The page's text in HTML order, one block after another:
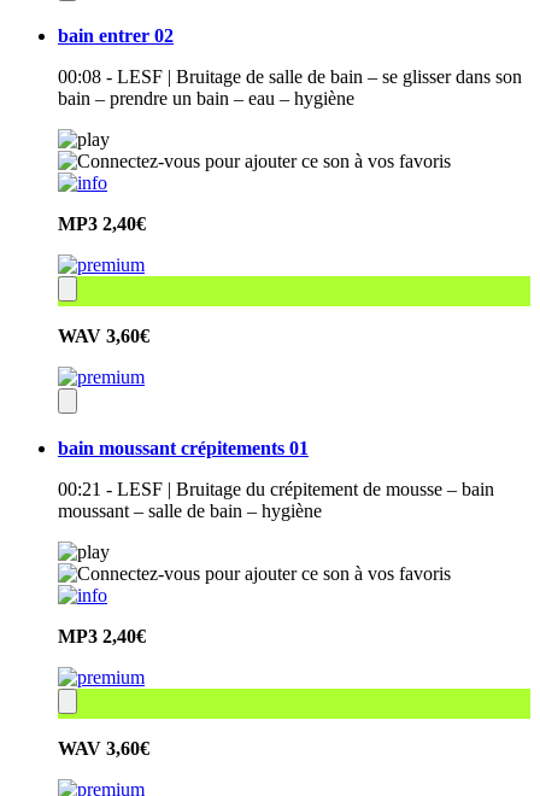
bain entrer 02
00:08 - LESF | Bruitage de salle de bain – se glisser dans son
bain – prendre un bain – eau – hygiène
MP3 2,40€
WAV 3,60€
bain moussant crépitements 01
00:21 - LESF | Bruitage du crépitement de mousse – bain
moussant – salle de bain – hygiène
MP3 2,40€
WAV 3,60€